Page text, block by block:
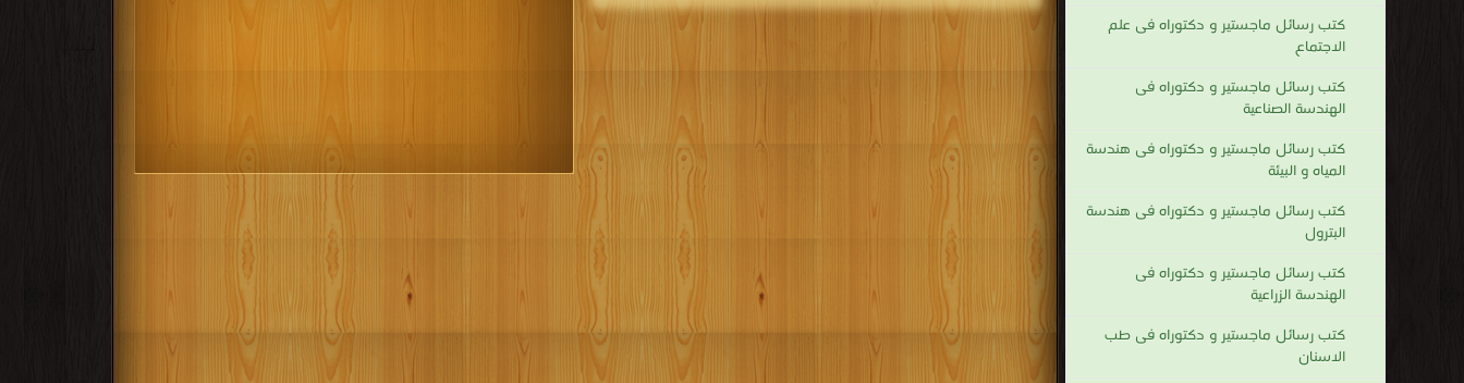
كتب رسائل ماجستير و دكتوراه فى علم
الاجتماع
كتب رسائل ماجستير و دكتوراه فى
الهندسة الصناعية
كتب رسائل ماجستير و دكتوراه فى هندسة
المياه و البيئة
كتب رسائل ماجستير و دكتوراه فى هندسة
البترول
كتب رسائل ماجستير و دكتوراه فى
الهندسة الزراعية
كتب رسائل ماجستير و دكتوراه فى طب
الاسنان